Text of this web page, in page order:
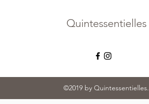
Quintessentielles
©2019 by Quintessentielles.